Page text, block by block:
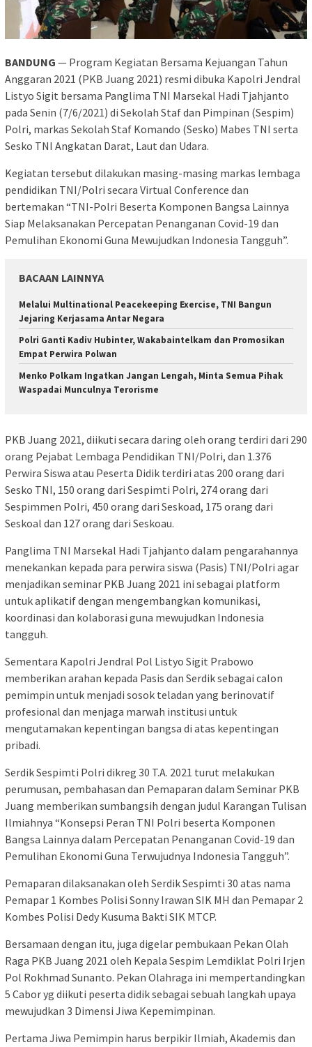
BANDUNG — Program Kegiatan Bersama Kejuangan Tahun
Anggaran 2021 (PKB Juang 2021) resmi dibuka Kapolri Jendral
Listyo Sigit bersama Panglima TNI Marsekal Hadi Tjahjanto
pada Senin (7/6/2021) di Sekolah Staf dan Pimpinan (Sespim)
Polri, markas Sekolah Staf Komando (Sesko) Mabes TNI serta
Sesko TNI Angkatan Darat, Laut dan Udara.
Kegiatan tersebut dilakukan masing-masing markas lembaga
pendidikan TNI/Polri secara Virtual Conference dan
bertemakan “TNI-Polri Beserta Komponen Bangsa Lainnya
Siap Melaksanakan Percepatan Penanganan Covid-19 dan
Pemulihan Ekonomi Guna Mewujudkan Indonesia Tangguh”.
BACAAN LAINNYA
Melalui Multinational Peacekeeping Exercise, TNI Bangun
Jejaring Kerjasama Antar Negara
Polri Ganti Kadiv Hubinter, Wakabaintelkam dan Promosikan
Empat Perwira Polwan
Menko Polkam Ingatkan Jangan Lengah, Minta Semua Pihak
Waspadai Munculnya Terorisme
PKB Juang 2021, diikuti secara daring oleh orang terdiri dari 290
orang Pejabat Lembaga Pendidikan TNI/Polri, dan 1.376
Perwira Siswa atau Peserta Didik terdiri atas 200 orang dari
Sesko TNI, 150 orang dari Sespimti Polri, 274 orang dari
Sespimmen Polri, 450 orang dari Seskoad, 175 orang dari
Seskoal dan 127 orang dari Seskoau.
Panglima TNI Marsekal Hadi Tjahjanto dalam pengarahannya
menekankan kepada para perwira siswa (Pasis) TNI/Polri agar
menjadikan seminar PKB Juang 2021 ini sebagai platform
untuk aplikatif dengan mengembangkan komunikasi,
koordinasi dan kolaborasi guna mewujudkan Indonesia
tangguh.
Sementara Kapolri Jendral Pol Listyo Sigit Prabowo
memberikan arahan kepada Pasis dan Serdik sebagai calon
pemimpin untuk menjadi sosok teladan yang berinovatif
profesional dan menjaga marwah institusi untuk
mengutamakan kepentingan bangsa di atas kepentingan
pribadi.
Serdik Sespimti Polri dikreg 30 T.A. 2021 turut melakukan
perumusan, pembahasan dan Pemaparan dalam Seminar PKB
Juang memberikan sumbangsih dengan judul Karangan Tulisan
Ilmiahnya “Konsepsi Peran TNI Polri beserta Komponen
Bangsa Lainnya dalam Percepatan Penanganan Covid-19 dan
Pemulihan Ekonomi Guna Terwujudnya Indonesia Tangguh”.
Pemaparan dilaksanakan oleh Serdik Sespimti 30 atas nama
Pemapar 1 Kombes Polisi Sonny Irawan SIK MH dan Pemapar 2
Kombes Polisi Dedy Kusuma Bakti SIK MTCP.
Bersamaan dengan itu, juga digelar pembukaan Pekan Olah
Raga PKB Juang 2021 oleh Kepala Sespim Lemdiklat Polri Irjen
Pol Rokhmad Sunanto. Pekan Olahraga ini mempertandingkan
5 Cabor yg diikuti peserta didik sebagai sebuah langkah upaya
mewujudkan 3 Dimensi Jiwa Kepemimpinan.
Pertama Jiwa Pemimpin harus berpikir Ilmiah, Akademis dan